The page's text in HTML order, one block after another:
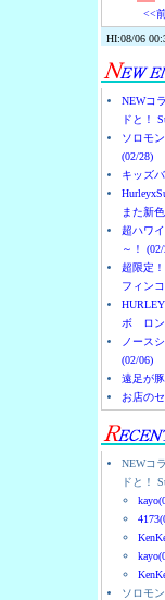
<<
NEWコ
ドと！
ソロモ
(02/28)
キッズ
また新
超ハワ
～！
超限定！
フィン
ボ ロン
ノース
(02/06)
遠足が
お店の
NEWコ
ドと！
ソロモ